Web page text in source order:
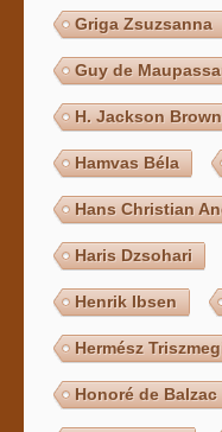
Griga Zsuzsanna
Guy de
H. Jackson Brown
Hamvas Béla
Hans Christian
Haris Dzsohari
Henrik Ibsen
Hermész
Honoré de Balzac